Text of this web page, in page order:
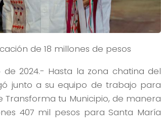
de 18 millones de pesos
2024.- Hasta la zona chatina del
junto a su equipo de trabajo para
tu Municipio, de manera
407 mil pesos para Santa María